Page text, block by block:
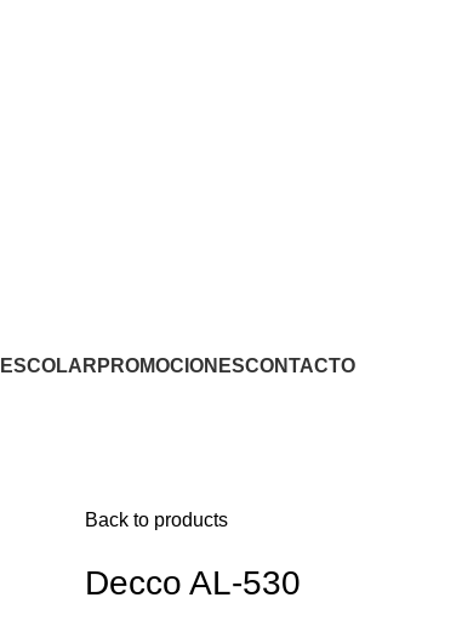
ESCOLAR PROMOCIONESCONTACTO
Back to products
Decco AL-530